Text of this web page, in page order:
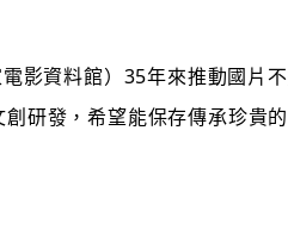
影資料館）35年來推動國片
研發，希望能保存傳承珍貴的